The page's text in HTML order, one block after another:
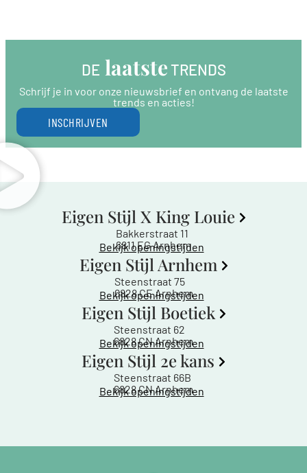
DE laatste TRENDS
Schrijf je in voor onze nieuwsbrief en ontvang de laatste
trends en acties!
INSCHRIJVEN
Eigen Stijl X King Louie
Bakkerstraat 11
6811 EG Arnhem
Bekijk openingstijden
Eigen Stijl Arnhem
Steenstraat 75
6828 CE Arnhem
Bekijk openingstijden
Eigen Stijl Boetiek
Steenstraat 62
6828 CN Arnhem
Bekijk openingstijden
Eigen Stijl 2e kans
Steenstraat 66B
6828 CN Arnhem
Bekijk openingstijden